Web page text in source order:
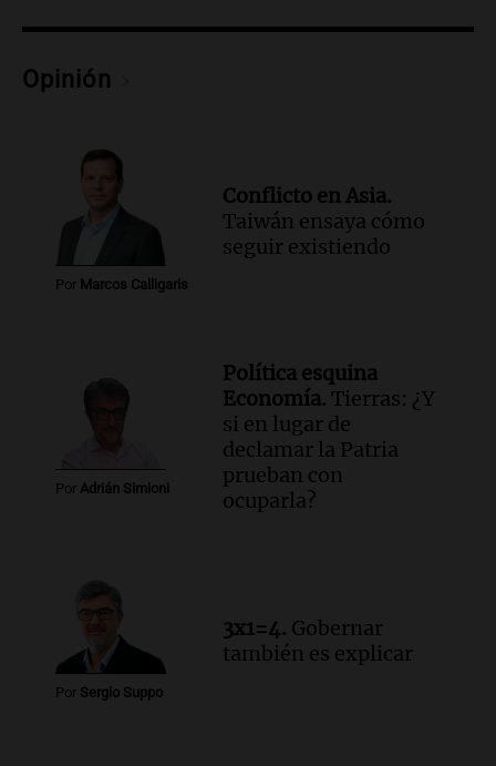
accidente en Villa Dolores
Episodios
Opinión
Por Marcos Calligaris
Conflicto en Asia.
Taiwán ensaya cómo
seguir existiendo
Por Adrián Simioni
Política esquina
Economía. Tierras: ¿Y
si en lugar de
declamar la Patria
prueban con
ocuparla?
Por Sergio Suppo
3x1=4. Gobernar
también es explicar